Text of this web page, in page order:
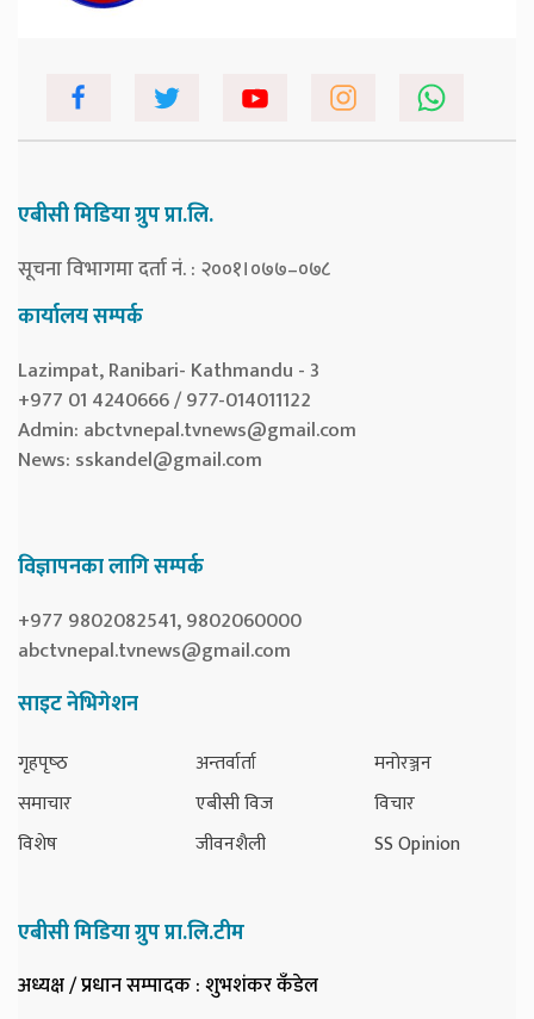
एबीसी मिडिया ग्रुप प्रा.लि.
सूचना विभागमा दर्ता नं. : २००१।०७७–०७८
कार्यालय सम्पर्क
Lazimpat, Ranibari- Kathmandu - 3
+977 01 4240666 / 977-014011122
Admin: abctvnepal.tvnews@gmail.com
News: sskandel@gmail.com
विज्ञापनका लागि सम्पर्क
+977 9802082541, 9802060000
abctvnepal.tvnews@gmail.com
साइट नेभिगेशन
गृहपृष्‍ठ
समाचार
विशेष
अन्तर्वार्ता
एबीसी विज
जीवनशैली
मनोरञ्जन
विचार
SS Opinion
एबीसी मिडिया ग्रुप प्रा.लि.टीम
अध्यक्ष / प्रधान सम्पादक: शुभशंकर कँडेल